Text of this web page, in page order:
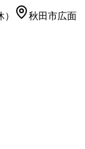
秋田市広面